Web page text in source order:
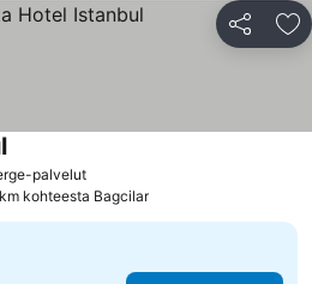
Jaa
palvelut
kohteesta Bagcilar